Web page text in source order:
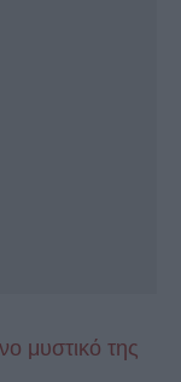
μυστικό της